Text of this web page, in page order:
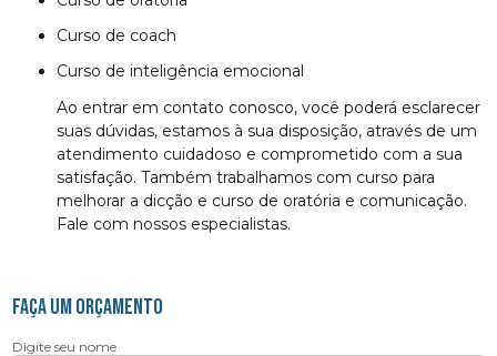
curso de coach
curso de inteligência emocional
Ao entrar em contato conosco, você poderá esclarecer
suas dúvidas, estamos à sua disposição, através de um
atendimento cuidadoso e comprometido com a sua
satisfação. Também trabalhamos com curso para
melhorar a dicção e curso de oratória e comunicação.
Fale com nossos especialistas.
FAÇA UM ORÇAMENTO
Digite seu nome